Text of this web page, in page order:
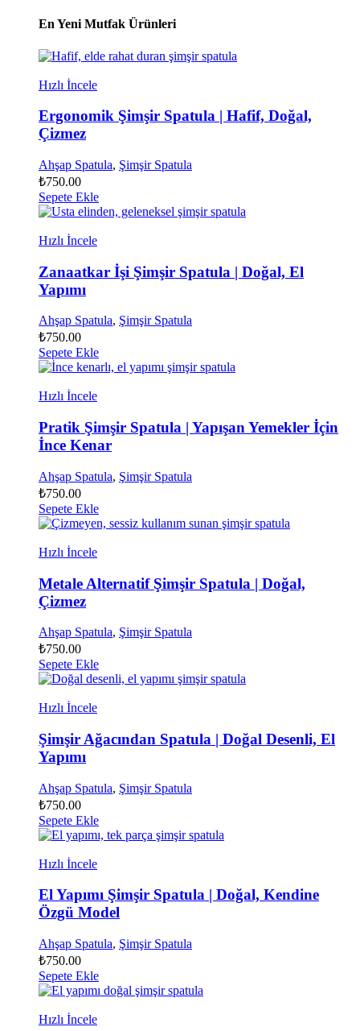
En Yeni Mutfak Ürünleri
Hızlı İncele
Ergonomik Şimşir Spatula | Hafif, Doğal,
Çizmez
Ahşap Spatula, Şimşir Spatula
₺750.00
Sepete Ekle
Hızlı İncele
Zanaatkar İşi Şimşir Spatula | Doğal, El
Yapımı
Ahşap Spatula, Şimşir Spatula
₺750.00
Sepete Ekle
Hızlı İncele
Pratik Şimşir Spatula | Yapışan Yemekler İçin
İnce Kenar
Ahşap Spatula, Şimşir Spatula
₺750.00
Sepete Ekle
Hızlı İncele
Metale Alternatif Şimşir Spatula | Doğal,
Çizmez
Ahşap Spatula, Şimşir Spatula
₺750.00
Sepete Ekle
Hızlı İncele
Şimşir Ağacından Spatula | Doğal Desenli, El
Yapımı
Ahşap Spatula, Şimşir Spatula
₺750.00
Sepete Ekle
Hızlı İncele
El Yapımı Şimşir Spatula | Doğal, Kendine
Özgü Model
Ahşap Spatula, Şimşir Spatula
₺750.00
Sepete Ekle
Hızlı İncele